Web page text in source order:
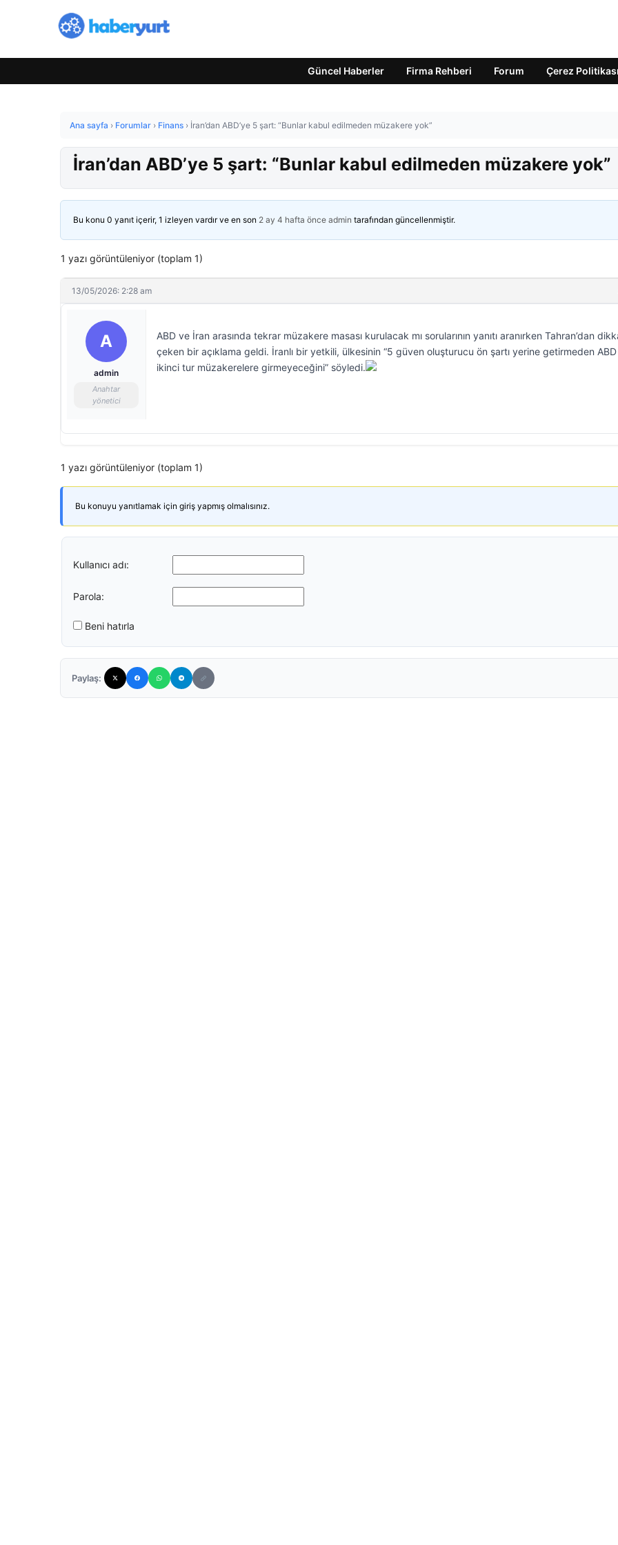
Güncel Haberler Firma Rehberi Forum Çerez Politikası
Ana sayfa › Forumlar › Finans › İran’dan ABD’ye 5 şart: “Bunlar kabul edilmeden müzakere yok”
İran’dan ABD’ye 5 şart: “Bunlar kabul edilmeden müzakere yok”
Bu konu 0 yanıt içerir, 1 izleyen vardır ve en son 2 ay 4 hafta önce admin tarafından güncellenmiştir.
1 yazı görüntüleniyor (toplam 1)
13/05/2026: 2:28 am
A
admin
Anahtar
yönetici
ABD ve İran arasında tekrar müzakere masası kurulacak mı sorularının yanıtı aranırken Tahran’dan
çeken bir açıklama geldi. İranlı bir yetkili, ülkesinin “5 güven oluşturucu ön şartı yerine getirmeden
ikinci tur müzakerelere girmeyeceğini” söyledi.
1 yazı görüntüleniyor (toplam 1)
Bu konuyu yanıtlamak için giriş yapmış olmalısınız.
Kullanıcı adı:
Parola:
Beni hatırla
Paylaş: